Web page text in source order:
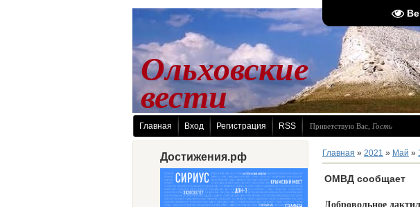
Ольховские
вести
Главная Вход Регистрация RSS Приветствую Вас Гость
Достижения.рф Главная » 2021 » Май »
ОМВД сообщает
Добровольное